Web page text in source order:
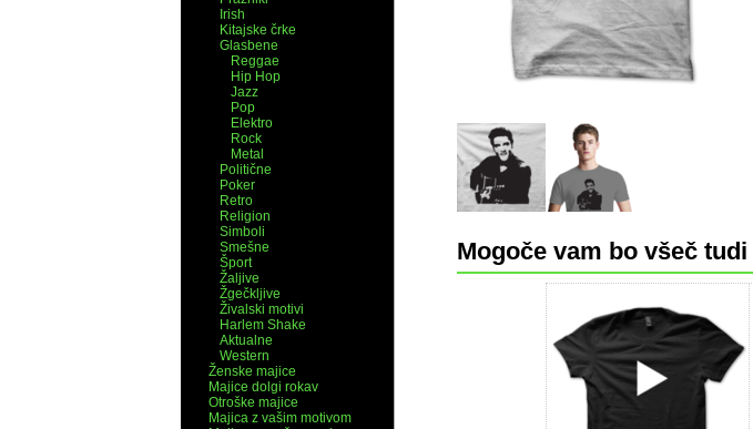
Irish
Kitajske črke
Glasbene
Reggae
Hip Hop
Jazz
Pop
Elektro
Rock
Metal
Politične
Poker
Retro
Religion
Simboli
Smešne
Šport
Žaljive
Žgečkljive
Živalski motivi
Harlem Shake
Aktualne
Western
Ženske majice
Majice dolgi rokav
Otroške majice
Majica z vašim motivom
Mogoče vam bo všeč tudi